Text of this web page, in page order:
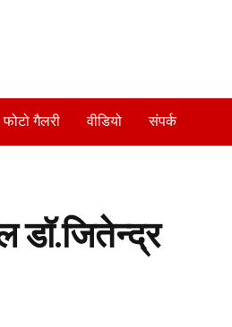
फोटो गैलरी वीडियो संपर्क
डॉ.जितेन्द्र